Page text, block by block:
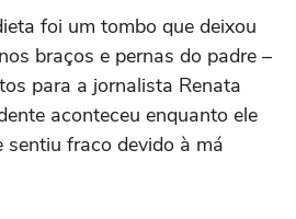
foi um tombo que deixou
braços e pernas do padre –
para a jornalista Renata
aconteceu enquanto ele
sentiu fraco devido à má